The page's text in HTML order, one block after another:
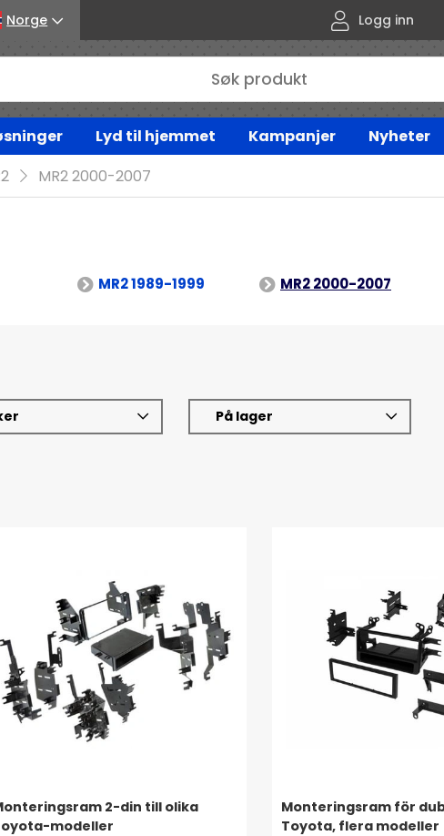
Norge Logg inn
Lyd til hjemmet Kampanjer Nyheter
MR2 2000-2007
MR2 1989-1999 MR2 2000-2007
På lager
2-din till olika
modeller
Monteringsram för
Toyota, flera modeller